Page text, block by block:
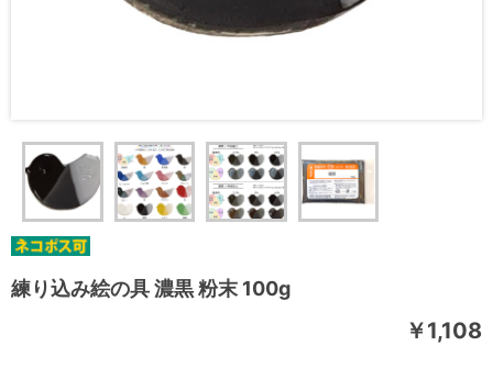
練り込み絵の具 濃黒 粉末 100g
￥1,108